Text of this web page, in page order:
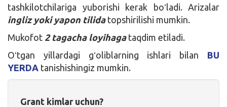
tashkilotchilariga yuborishi kerak boʻladi. Arizalar
ingliz yoki yapon tilidatopshirilishi mumkin.
Mukofot 2 tagacha loyihagataqdim etiladi.
Oʻtgan yillardagi gʻoliblarning ishlari bilan BU
YERDA tanishishingiz mumkin.
Grant kimlar uchun?